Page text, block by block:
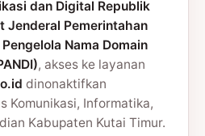
dan Digital Republik
Jenderal Pemerintahan
Pengelola Nama Domain
, akses ke layanan
dinonaktifkan
Komunikasi, Informatika,
Kabupaten Kutai Timur.